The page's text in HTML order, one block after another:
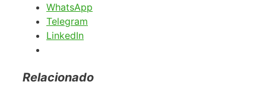
WhatsApp
Telegram
LinkedIn
Relacionado